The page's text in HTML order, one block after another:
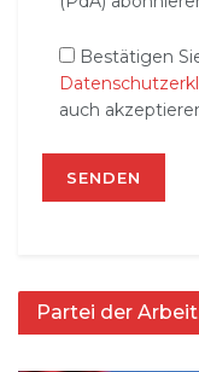
Bestätigen
auch
Partei der Arbeit